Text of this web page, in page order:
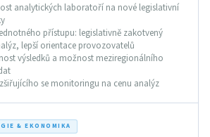
analytických laboratoří na nové legislativní
přístupu: legislativně zakotvený
lepší orientace provozovatelů
výsledků a možnost meziregionálního
se monitoringu na cenu analýz
& EKONOMIKA